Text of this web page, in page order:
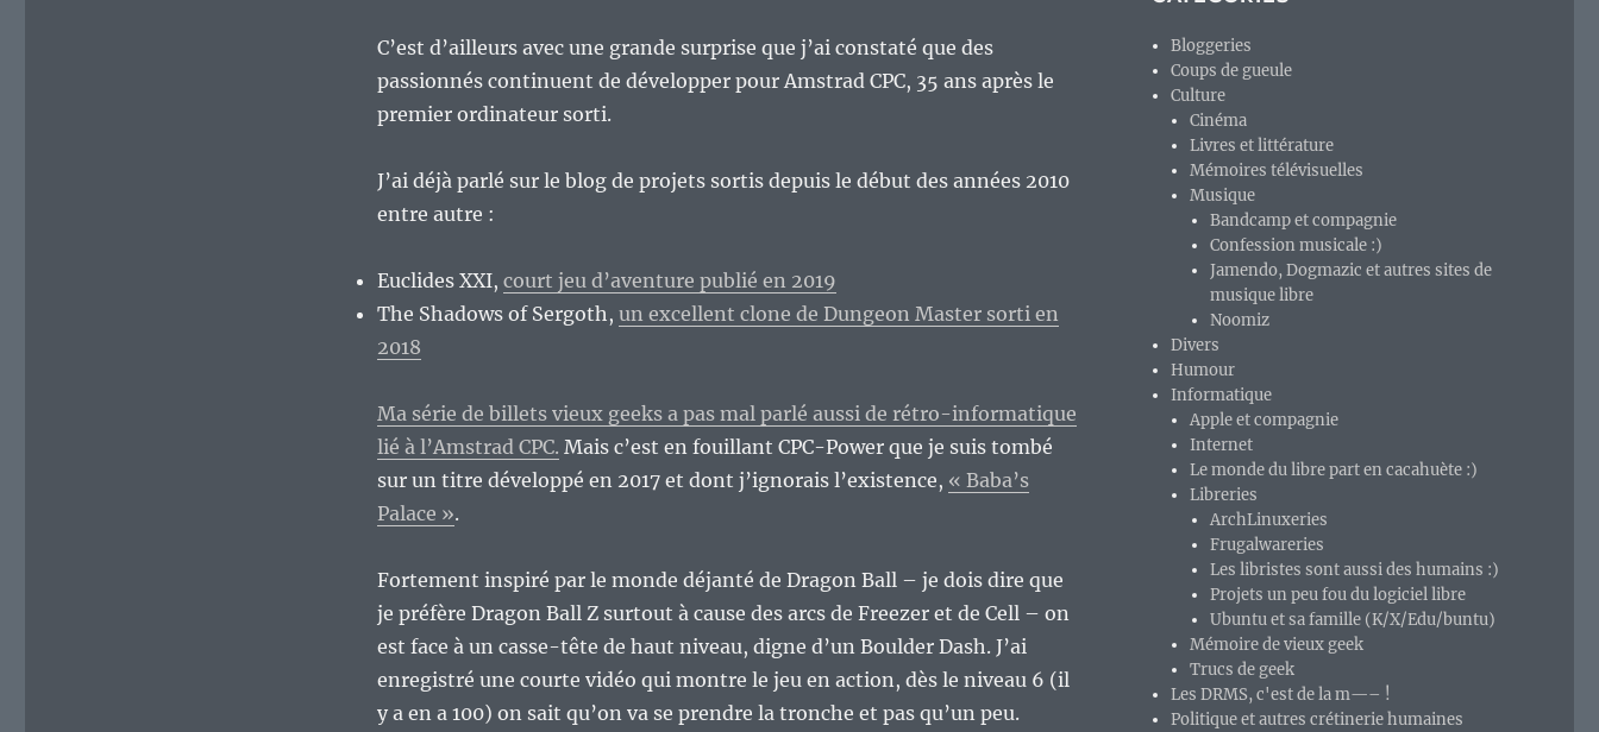
C’est d’ailleurs avec une grande surprise que j’ai constaté que des
passionnés continuent de développer pour Amstrad CPC, 35 ans après le
premier ordinateur sorti.
J’ai déjà parlé sur le blog de projets sortis depuis le début des années 2010
entre autre :
Euclides XXI, court jeu d’aventure publié en 2019
The Shadows of Sergoth, un excellent clone de Dungeon Master sorti en
2018
Ma série de billets vieux geeks a pas mal parlé aussi de rétro-informatique
lié à l’Amstrad CPC. Mais c’est en fouillant CPC-Power que je suis tombé
sur un titre développé en 2017 et dont j’ignorais l’existence, « Baba’s
Palace ».
Fortement inspiré par le monde déjanté de Dragon Ball – je dois dire que
je préfère Dragon Ball Z surtout à cause des arcs de Freezer et de Cell – on
est face à un casse-tête de haut niveau, digne d’un Boulder Dash. J’ai
enregistré une courte vidéo qui montre le jeu en action, dès le niveau 6 (il
y a en a 100) on sait qu’on va se prendre la tronche et pas qu’un peu.
Bloggeries
Coups de gueule
Culture
Cinéma
Livres et littérature
Mémoires télévisuelles
Musique
Bandcamp et compagnie
Confession musicale :)
Jamendo, Dogmazic et autres sites de
musique libre
Noomiz
Divers
Humour
Informatique
Apple et compagnie
Internet
Le monde du libre part en cacahuète :)
Libreries
ArchLinuxeries
Frugalwareries
Les libristes sont aussi des humains :)
Projets un peu fou du logiciel libre
Ubuntu et sa famille (K/X/Edu/buntu)
Mémoire de vieux geek
Trucs de geek
Les DRMS, c'est de la m—– !
Politique et autres crétinerie humaines